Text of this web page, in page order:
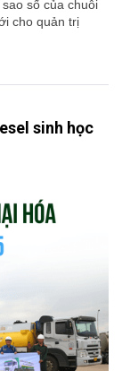
số của chuỗi
cho quản trị
sinh học